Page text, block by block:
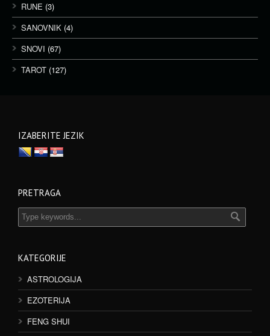
RUNE (3)
SANOVNIK (4)
SNOVI (67)
TAROT (127)
IZABERITE JEZIK
PRETRAGA
KATEGORIJE
ASTROLOGIJA
EZOTERIJA
FENG SHUI